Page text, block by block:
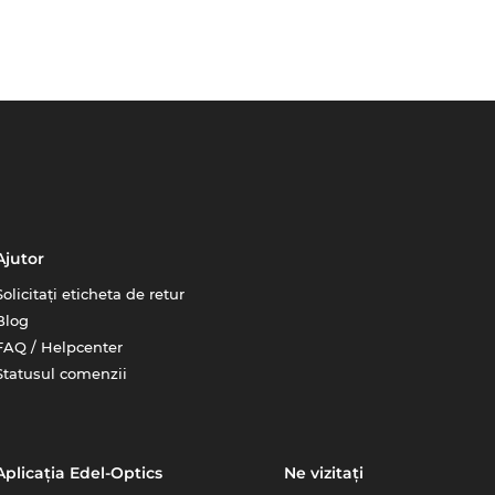
eticheta de retur
/ Helpcenter
comenzii
Edel-Optics Ne vizitați